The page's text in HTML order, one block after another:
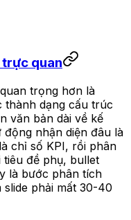
quan
trọng hơn là
dạng cấu trúc
văn bản dài về kế
nhận diện đâu là
chỉ số KPI, rồi phân
tiêu đề phụ, bullet
là bước phân tích
phải mất 30-40